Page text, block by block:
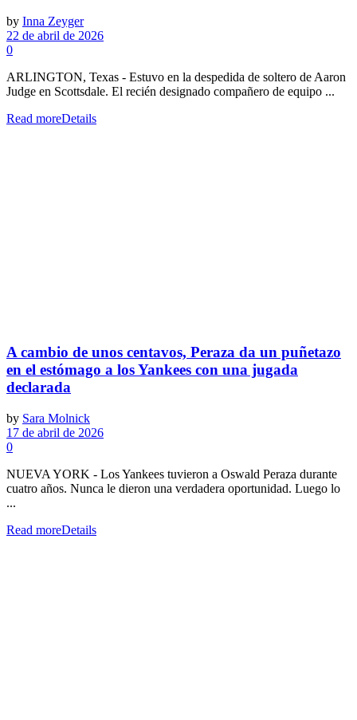
by Inna Zeyger
22 de abril de 2026
0
ARLINGTON, Texas - Estuvo en la despedida de soltero de Aaron
Judge en Scottsdale. El recién designado compañero de equipo ...
Read moreDetails
A cambio de unos centavos, Peraza da un puñetazo
en el estómago a los Yankees con una jugada
declarada
by Sara Molnick
17 de abril de 2026
0
NUEVA YORK - Los Yankees tuvieron a Oswald Peraza durante
cuatro años. Nunca le dieron una verdadera oportunidad. Luego lo
...
Read moreDetails